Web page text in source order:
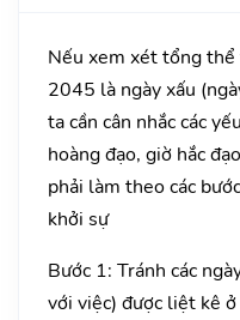
Nếu xem xét tổng
2045 là ngày xấu
ta cần cân nhắc các
hoàng đạo, giờ hắc
phải làm theo các
khởi sự
Bước 1: Tránh các
với việc) được liệt kê